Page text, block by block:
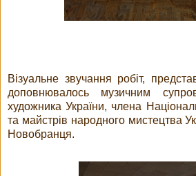
Візуальне звучання робіт,
доповнювалось музичним
художника України, члена
та майстрів народного мистецтва
Новобранця.